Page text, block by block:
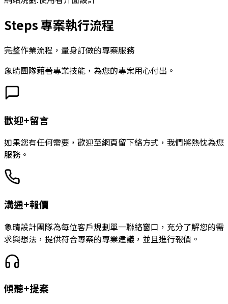
Steps 專案執行流程
完整作業流程，量身訂做的專案服務
象晴團隊藉著專業技能，為您的專案用心付出。
歡迎+留言
如果您有任何需要，歡迎至網頁留下絡方式，我們將熱忱為您
服務。
溝通+報價
象晴設計團隊為每位客戶規劃單一聯絡窗口，充分了解您的需
求與想法，提供符合專案的專業建議，並且進行報價。
傾聽+提案